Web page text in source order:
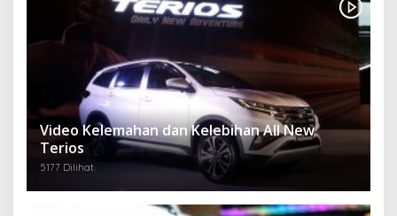
Video Kelemahan dan Kelebihan All New
Terios
5177 Dilihat